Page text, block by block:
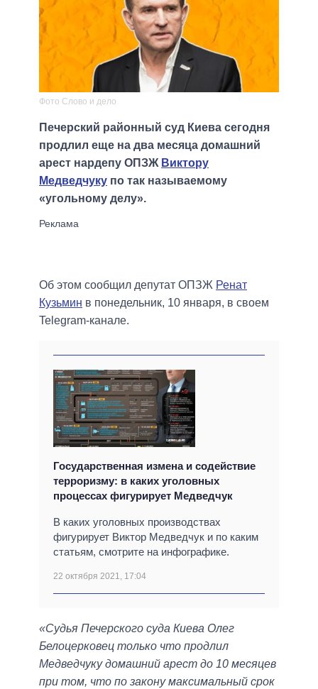
Фото Слово и дело
Печерский районный суд Киева сегодня
продлил еще на два месяца домашний
арест нардепу ОПЗЖ Виктору
Медведчуку по так называемому
«угольному делу».
Об этом сообщил депутат ОПЗЖ Ренат
Кузьмин в понедельник, 10 января, в своем
Telegram-канале.
Государственная измена и содействие
терроризму: в каких уголовных
процессах фигурирует Медведчук
В каких уголовных производствах
фигурирует Виктор Медведчук и по каким
статьям, смотрите на инфографике.
22 октября 2021, 17:04
«Судья Печерского суда Киева Олег
Белоцерковец только что продлил
Медведчуку домашний арест до 10 месяцев
при том, что по закону максимальный срок